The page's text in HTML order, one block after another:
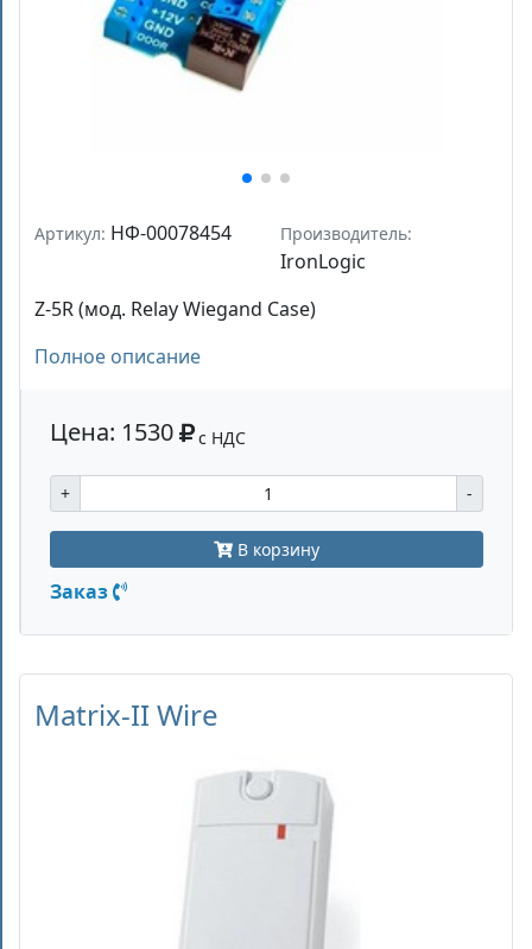
Артикул: НФ-00078454 Производитель:
IronLogic
Z-5R (мод. Relay Wiegand Case)
Полное описание
Цена: 1530 с НДС
+ -
В корзину
Заказ
Matrix-II Wire